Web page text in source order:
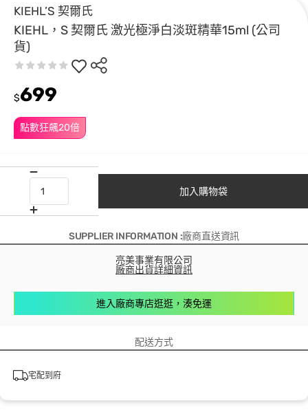
KIEHL’S 契爾氏
KIEHL，S 契爾氏 激光極淨白淡斑精華15ml (公司
貨)
點數狂飆20倍
$699
加入購物袋
SUPPLIER INFORMATION :廠商直送資訊
亮美事業有限公司
廠商出貨詳細資訊
進入廠商專店逛逛，湊免運
配送方式
宅配到府